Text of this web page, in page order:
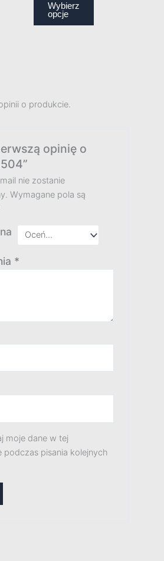
Wybierz
opcje
o produkcie.
opinię o
nie zostanie
Wymagane pola są
*
moje dane w tej
podczas pisania kolejnych